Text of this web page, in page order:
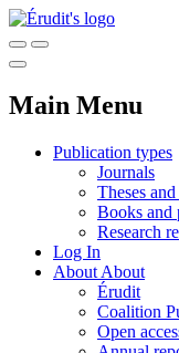
Main Menu
Publication types
Journals
Theses
Books and
Research
Log In
About About
Érudit
Coalition
Open